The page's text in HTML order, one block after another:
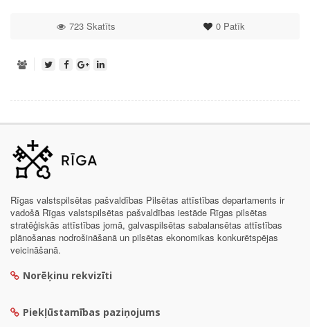
0Patīk
723 Skatīts
Rīgas valstspilsētas pašvaldības Pilsētas attīstības departaments ir
vadošā Rīgas valstspilsētas pašvaldības iestāde Rīgas pilsētas
stratēģiskās attīstības jomā, galvaspilsētas sabalansētas attīstības
plānošanas nodrošināšanā un pilsētas ekonomikas konkurētspējas
veicināšanā.
Norēķinu rekvizīti
Piekļūstamības paziņojums